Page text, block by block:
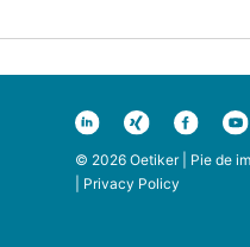
© 2026 Oetiker | Pie de
Privacy Policy